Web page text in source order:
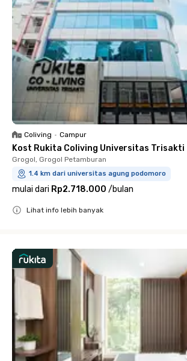
Coliving • Campur
Kost Rukita Coliving Universitas Trisakti
Grogol, Grogol Petamburan
1.4 km dari universitas agung podomoro
mulai dari Rp2.718.000 /bulan
Lihat info lebih banyak